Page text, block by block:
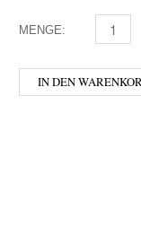
MENGE:
IN DEN